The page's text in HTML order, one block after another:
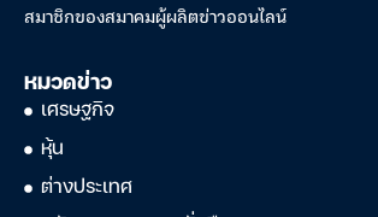
สมาชิกของสมาคมผู้ผลิตข่าวออนไลน์
หมวดข่าว
เศรษฐกิจ
หุ้น
ต่างประเทศ